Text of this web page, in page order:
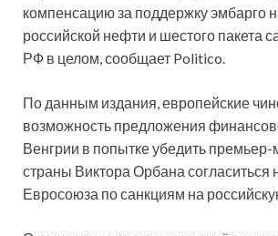
компенсацию за поддержку эмбарго
российской нефти и шестого пакета
РФ в целом, сообщает Politico.
По данным издания, европейские
возможность предложения
Венгрии в попытке убедить премьер-
страны Виктора Орбана согласиться
Евросоюза по санкциям на